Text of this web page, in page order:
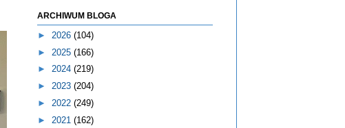
ARCHIWUM BLOGA
► 2026 (104)
► 2025 (166)
► 2024 (219)
► 2023 (204)
► 2022 (249)
► 2021 (162)